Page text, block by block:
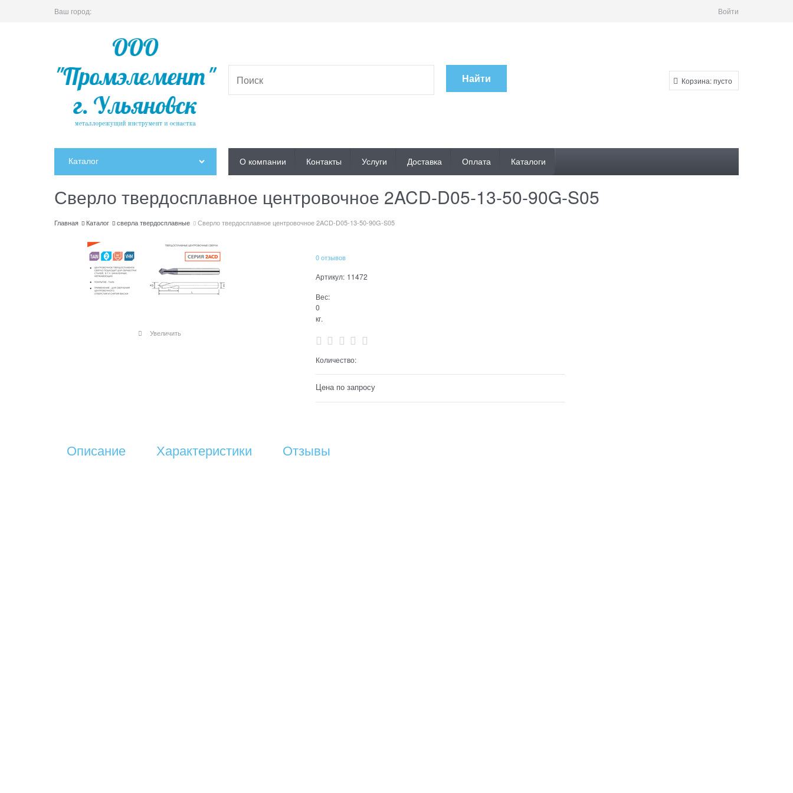
Ваш город: Войти
Найти Корзина:пусто
Каталог О компании Контакты Услуги Доставка Оплата Каталоги
Сверло твердосплавное центровочное 2ACD-D05-13-50-90G-S05
Главная Каталог сверла твердосплавные Сверло твердосплавное центровочное 2ACD-D05-13-50-90G-S05
Увеличить
0 отзывов
Артикул: 11472
Вес:
0
кг.
Количество:
Цена по запросу
Описание Характеристики Отзывы